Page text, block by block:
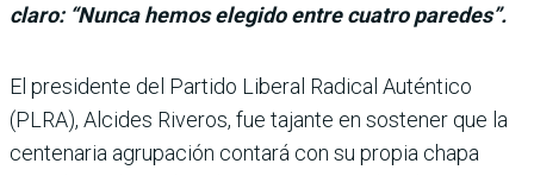
claro: “Nunca hemos elegido entre cuatro paredes”.
El presidente del Partido Liberal Radical Auténtico
(PLRA), Alcides Riveros, fue tajante en sostener que la
cen­tenaria agrupación contará con su propia chapa